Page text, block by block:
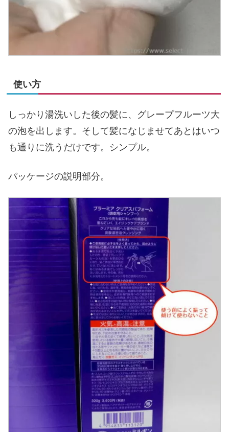
使い方
しっかり湯洗いした後の髪に、グレープフルーツ大
の泡を出します。そして髪になじませてあとはいつ
も通りに洗うだけです。シンプル。
パッケージの説明部分。